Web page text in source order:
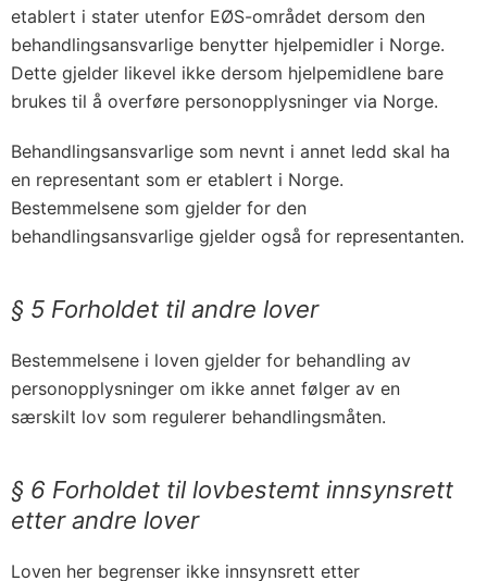
etablert i stater utenfor EØS-området dersom den
behandlingsansvarlige benytter hjelpemidler i Norge.
Dette gjelder likevel ikke dersom hjelpemidlene bare
brukes til å overføre personopplysninger via Norge.
Behandlingsansvarlige som nevnt i annet ledd skal ha
en representant som er etablert i Norge.
Bestemmelsene som gjelder for den
behandlingsansvarlige gjelder også for representanten.
§ 5 Forholdet til andre lover
Bestemmelsene i loven gjelder for behandling av
personopplysninger om ikke annet følger av en
særskilt lov som regulerer behandlingsmåten.
§ 6 Forholdet til lovbestemt innsynsrett
etter andre lover
Loven her begrenser ikke innsynsrett etter